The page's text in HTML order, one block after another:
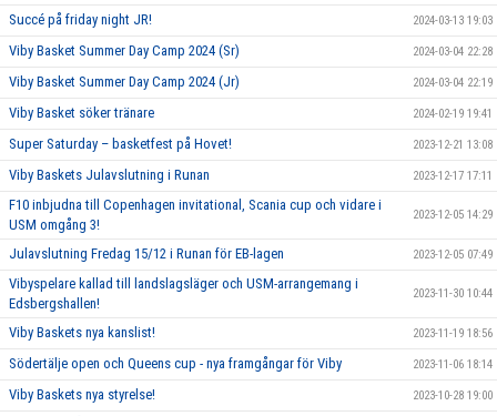
Succé på friday night JR! 2024-03-13 19:03
Viby Basket Summer Day Camp 2024 (Sr) 2024-03-04 22:28
Viby Basket Summer Day Camp 2024 (Jr) 2024-03-04 22:19
Viby Basket söker tränare 2024-02-19 19:41
Super Saturday – basketfest på Hovet! 2023-12-21 13:08
Viby Baskets Julavslutning i Runan 2023-12-17 17:11
F10 inbjudna till Copenhagen invitational, Scania cup och vidare i
USM omgång 3!
2023-12-05 14:29
Julavslutning Fredag 15/12 i Runan för EB-lagen 2023-12-05 07:49
Vibyspelare kallad till landslagsläger och USM-arrangemang i
Edsbergshallen!
2023-11-30 10:44
Viby Baskets nya kanslist! 2023-11-19 18:56
Södertälje open och Queens cup - nya framgångar för Viby 2023-11-06 18:14
Viby Baskets nya styrelse! 2023-10-28 19:00